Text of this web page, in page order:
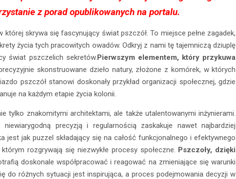
z porad opublikowanych na portalu.
skrywa się fascynujący świat pszczół. To miejsce pełne zagadek,
życia tych pracowitych owadów. Odkryj z nami tę tajemniczą dziuplę
świat pszczelich sekretów.Pierwszym elementem, który przykuwa
skonstruowane dzieło natury, złożone z komórek, w których
pszczół stanowi doskonały przykład organizacji społecznej, gdzie
na każdym etapie życia kolonii.
tylko znakomitymi architektami, ale także utalentowanymi inżynierami.
precyzją i regularnością zaskakuje nawet najbardziej
jest jak puzzel składający się na całość funkcjonalnego i efektywnego
rozgrywają się niezwykłe procesy społeczne. Pszczoły, dzięki
doskonale współpracować i reagować na zmieniające się warunki
do różnych sytuacji jest inspirująca, a proces podejmowania decyzji w